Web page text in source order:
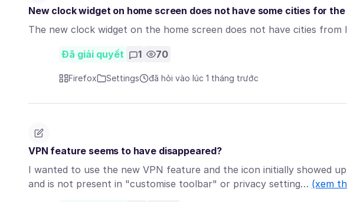
New clock widget on home screen does not have some cities for
The new clock widget on the home screen does not have cities from
Đã giải quyết 1 70
Firefox Settings đã hỏi vào lúc 1 tháng trước
VPN feature seems to have disappeared?
I wanted to use the new VPN feature and the icon initially showed
and is not present in "customise toolbar" or privacy setting… (xem